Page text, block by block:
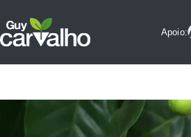
Notícias
Videos
Apoio: